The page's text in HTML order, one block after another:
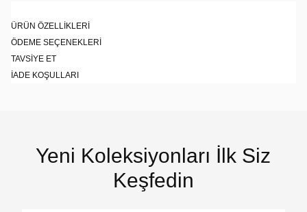
ÜRÜN ÖZELLIKLERI
ÖDEME SEÇENEKLERI
TAVSIYE ET
İADE KOŞULLARI
Yeni Koleksiyonları İlk Siz
Keşfedin